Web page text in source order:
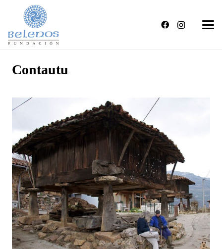
Contautu